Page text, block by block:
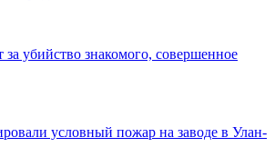
за убийство знакомого, совершенное
условный пожар на заводе в Улан-